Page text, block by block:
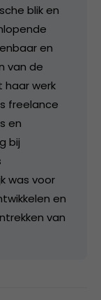
blik en
en
van de
haar werk
freelance
en
bij
was voor
en
van